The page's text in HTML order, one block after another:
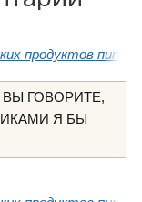
продуктов
ГОВОРИТЕ,
Я БЫ